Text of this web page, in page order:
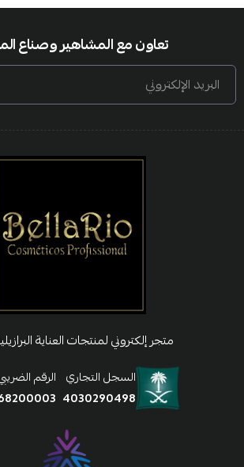
تعاون مع المشاهير وصناع
البريد الإلكتروني
متجر إلكتروني لمنتجات العناية
السجل التجاري
4030290498
الرقم